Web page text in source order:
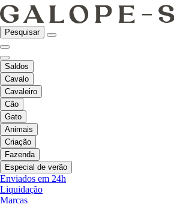
Pesquisar
Saldos
Cavalo
Cavaleiro
Cão
Gato
Animais
Criação
Fazenda
Especial de verão
Enviados em 24h
Liquidação
Marcas